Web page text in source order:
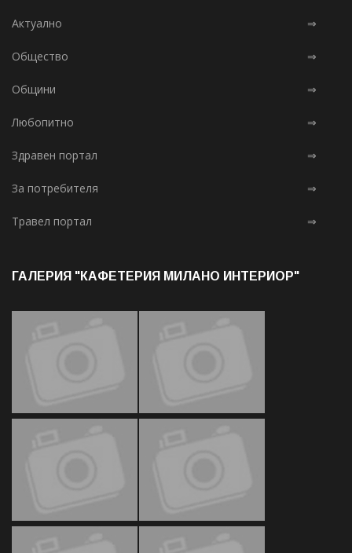
Актуално ⇒
Общество ⇒
Общини ⇒
Любопитно ⇒
Здравен портал ⇒
За потребителя ⇒
Травел портал ⇒
ГАЛЕРИЯ "КАФЕТЕРИЯ МИЛАНО ИНТЕРИОР"